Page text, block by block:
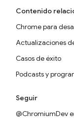
Contenido
Chrome para
Actualizaciones
Casos de éxito
Podcasts y
Seguir
@ChromiumDev